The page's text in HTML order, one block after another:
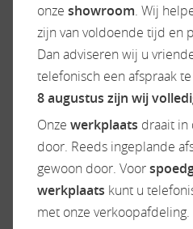
Garage achter
Hagelbestendig dak
Hordeur
Huishoudaccu
Leeslampjes
Raamblindering
Raamhor
Verduistering cabine
onze showroom. Wij
zijn van voldoende tijd en
Dan adviseren wij u
telefonisch een afspraak
8 augustus zijn wij
Onze werkplaats draait
door. Reeds ingeplande
gewoon door. Voor
werkplaats kunt u
met onze verkoopafdeling.